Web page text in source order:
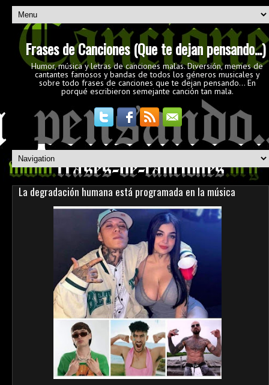
Frases de Canciones (Que te dejan pensando...)
Humor, música y letras de canciones malas. Diversión, memes de
cantantes famosos y bandas de todos los géneros musicales y
sobre todo frases de canciones que te dejan pensando... En
porqué escribieron semejante canción tan mala.
La degradación humana está programada en la música